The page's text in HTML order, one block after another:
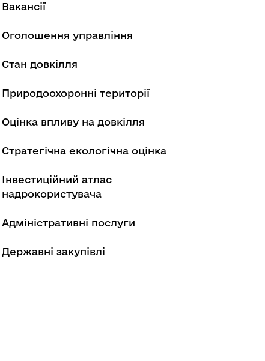
Вакансії
Оголошення управління
Стан довкілля
Природоохоронні території
Оцінка впливу на довкілля
Стратегічна екологічна оцінка
Інвестиційний атлас
надрокористувача
Адміністративні послуги
Державні закупівлі